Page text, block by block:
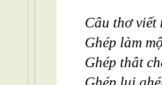
Câu thơ viết
Ghép làm
Ghép thât